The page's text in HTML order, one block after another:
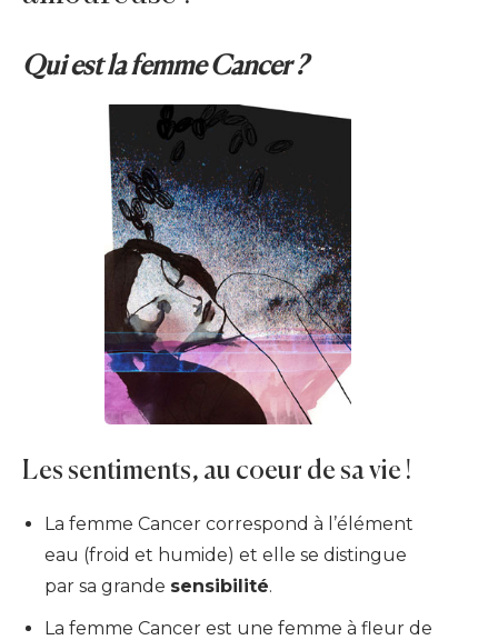
Qui est la femme Cancer ?
Les sentiments, au coeur de sa vie !
La femme Cancer correspond à l’élément
eau (froid et humide) et elle se distingue
par sa grande sensibilité.
La femme Cancer est une femme à fleur de